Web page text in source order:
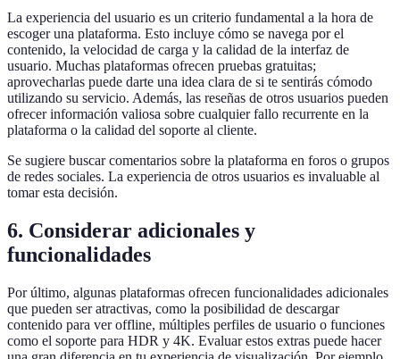
La experiencia del usuario es un criterio fundamental a la hora de
escoger una plataforma. Esto incluye cómo se navega por el
contenido, la velocidad de carga y la calidad de la interfaz de
usuario. Muchas plataformas ofrecen pruebas gratuitas;
aprovecharlas puede darte una idea clara de si te sentirás cómodo
utilizando su servicio. Además, las reseñas de otros usuarios pueden
ofrecer información valiosa sobre cualquier fallo recurrente en la
plataforma o la calidad del soporte al cliente.
Se sugiere buscar comentarios sobre la plataforma en foros o grupos
de redes sociales. La experiencia de otros usuarios es invaluable al
tomar esta decisión.
6. Considerar adicionales y
funcionalidades
Por último, algunas plataformas ofrecen funcionalidades adicionales
que pueden ser atractivas, como la posibilidad de descargar
contenido para ver offline, múltiples perfiles de usuario o funciones
como el soporte para HDR y 4K. Evaluar estos extras puede hacer